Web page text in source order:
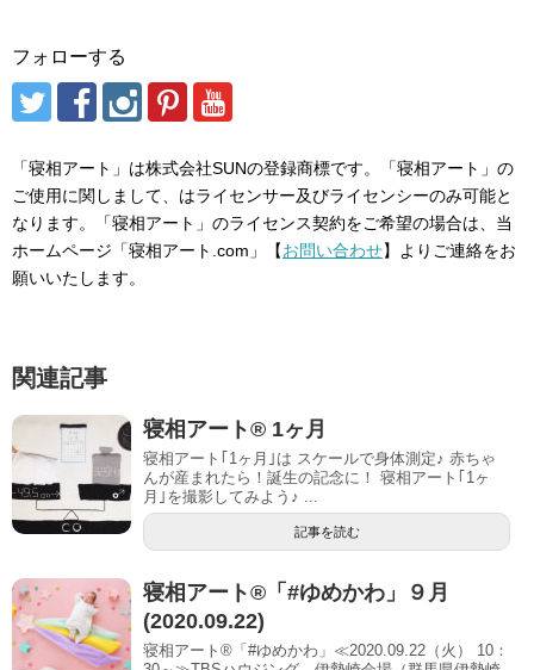
フォローする
「寝相アート」は株式会社SUNの登録商標です。「寝相アート」の
ご使用に関しまして、はライセンサー及びライセンシーのみ可能と
なります。「寝相アート」のライセンス契約をご希望の場合は、当
ホームページ「寝相アート.com」【お問い合わせ】よりご連絡をお
願いいたします。
関連記事
寝相アート® 1ヶ月
寝相アート｢1ヶ月｣は スケールで身体測定♪ 赤ちゃ
んが産まれたら！誕生の記念に！ 寝相アート｢1ヶ
月｣を撮影してみよう♪ ...
記事を読む
寝相アート®「#ゆめかわ」９月
(2020.09.22)
寝相アート®「#ゆめかわ」≪2020.09.22（火） 10：